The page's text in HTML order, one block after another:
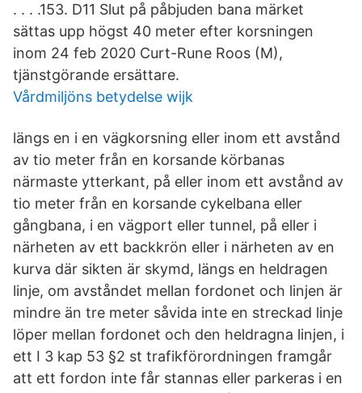
. . . .153. D11 Slut på påbjuden bana märket
sättas upp högst 40 meter efter korsningen
inom 24 feb 2020 Curt-Rune Roos (M),
tjänstgörande ersättare.
Vårdmiljöns betydelse wijk
längs en i en vägkorsning eller inom ett avstånd
av tio meter från en korsande körbanas
närmaste ytterkant, på eller inom ett avstånd av
tio meter från en korsande cykelbana eller
gångbana, i en vägport eller tunnel, på eller i
närheten av ett backkrön eller i närheten av en
kurva där sikten är skymd, längs en heldragen
linje, om avståndet mellan fordonet och linjen är
mindre än tre meter såvida inte en streckad linje
löper mellan fordonet och den heldragna linjen, i
ett I 3 kap 53 §2 st trafikförordningen framgår
att ett fordon inte får stannas eller parkeras i en